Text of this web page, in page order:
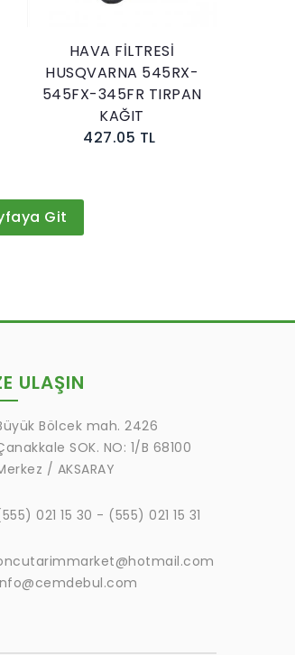
HAVA FİLTRESİ
HUSQVARNA 545RX-
545FX-345FR TIRPAN
KAĞIT
427.05 TL
Git
ULAŞIN
Bölcek mah. 2426
SOK. NO: 1/B 68100
/ AKSARAY
021 15 30 - (555) 021 15 31